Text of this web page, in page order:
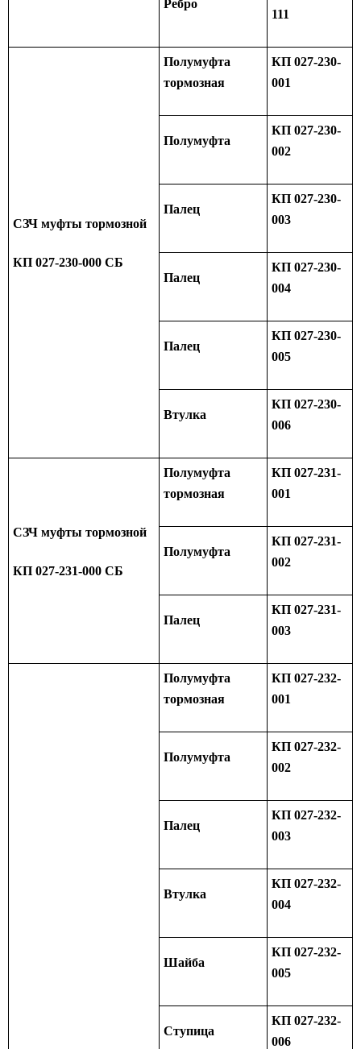
Ребро
111
СЗЧ муфты тормозной
КП 027-230-000 СБ
Полумуфта
тормозная
КП 027-230-
001
Полумуфта
КП 027-230-
002
Палец
КП 027-230-
003
Палец
КП 027-230-
004
Палец
КП 027-230-
005
Втулка
КП 027-230-
006
СЗЧ муфты тормозной
КП 027-231-000 СБ
Полумуфта
тормозная
КП 027-231-
001
Полумуфта
КП 027-231-
002
Палец
КП 027-231-
003
Полумуфта
тормозная
КП 027-232-
001
Полумуфта
КП 027-232-
002
Палец
КП 027-232-
003
Втулка
КП 027-232-
004
Шайба
КП 027-232-
005
Ступица
КП 027-232-
006